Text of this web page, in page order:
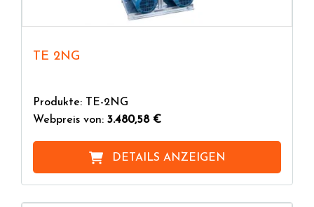
TE 2NG
Produkte: TE-2NG
Webpreis von: 3.480,58 €
DETAILS ANZEIGEN